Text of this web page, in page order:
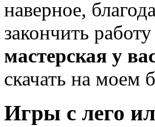
наверное,
закончить
мастерская у
скачать на моем
Игры с лего